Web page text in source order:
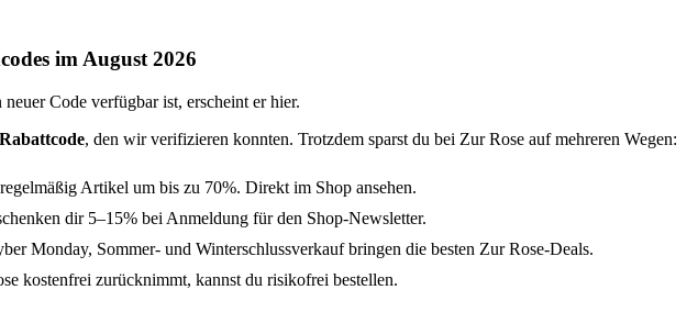
im August 2026
Code verfügbar ist, erscheint er hier.
, den wir verifizieren konnten. Trotzdem sparst du bei Zur Rose auf mehreren Wegen:
Artikel um bis zu 70%. Direkt im Shop ansehen.
dir 5–15% bei Anmeldung für den Shop-Newsletter.
Monday, Sommer- und Winterschlussverkauf bringen die besten Zur Rose-Deals.
kostenfrei zurücknimmt, kannst du risikofrei bestellen.